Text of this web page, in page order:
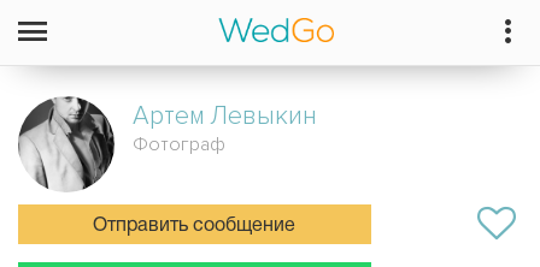
Артем Левыкин
Фотограф
Отправить сообщение